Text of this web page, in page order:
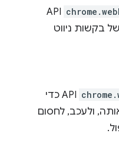
API
בקשות ניווט
API כדי
ולעכב, לחסום